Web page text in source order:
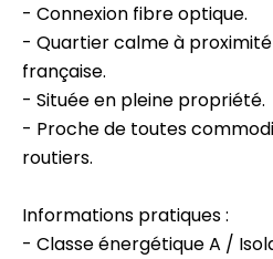
- Connexion fibre optique.
- Quartier calme à
française.
- Située en pleine propriété.
- Proche de toutes
routiers.
Informations pratiques :
- Classe énergétique A /